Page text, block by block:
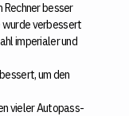
besser
verbessert
imperialer und
um den
vieler Autopass-